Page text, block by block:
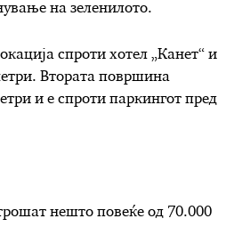
на зеленилото.
спроти хотел „Канет“ и
Втората површина
и е спроти паркингот пред
нешто повеќе од 70.000